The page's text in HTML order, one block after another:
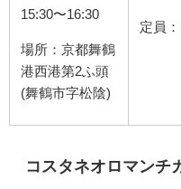
15:30〜16:30
場所：京都舞鶴
港西港第2ふ頭
(舞鶴市字松陰)
定員
コスタネオロマンチ